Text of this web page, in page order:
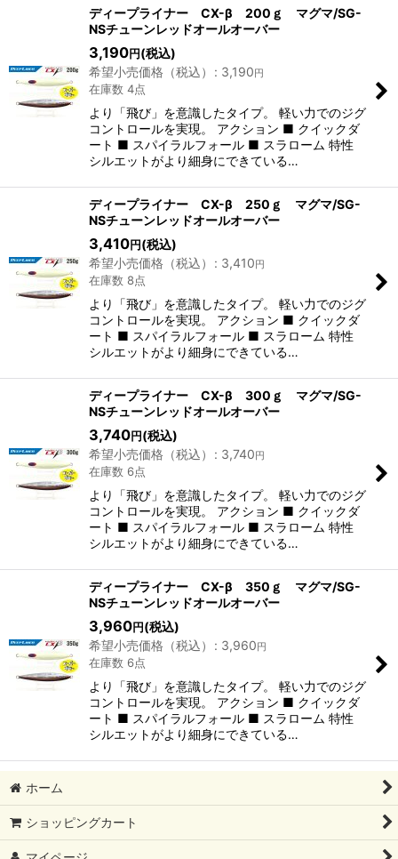
ディープライナー CX-β 200ｇ マグマ/SG-
NSチューンレッドオールオーバー
3,190円(税込)
希望小売価格（税込）
: 3,190円
在庫数 4点
より「飛び」を意識したタイプ。 軽い力でのジグ
コントロールを実現。 アクション ■ クイックダ
ート ■ スパイラルフォール ■ スラローム 特性
シルエットがより細身にできている…
ディープライナー CX-β 250ｇ マグマ/SG-
NSチューンレッドオールオーバー
3,410円(税込)
希望小売価格（税込）
: 3,410円
在庫数 8点
より「飛び」を意識したタイプ。 軽い力でのジグ
コントロールを実現。 アクション ■ クイックダ
ート ■ スパイラルフォール ■ スラローム 特性
シルエットがより細身にできている…
ディープライナー CX-β 300ｇ マグマ/SG-
NSチューンレッドオールオーバー
3,740円(税込)
希望小売価格（税込）
: 3,740円
在庫数 6点
より「飛び」を意識したタイプ。 軽い力でのジグ
コントロールを実現。 アクション ■ クイックダ
ート ■ スパイラルフォール ■ スラローム 特性
シルエットがより細身にできている…
ディープライナー CX-β 350ｇ マグマ/SG-
NSチューンレッドオールオーバー
3,960円(税込)
希望小売価格（税込）
: 3,960円
在庫数 6点
より「飛び」を意識したタイプ。 軽い力でのジグ
コントロールを実現。 アクション ■ クイックダ
ート ■ スパイラルフォール ■ スラローム 特性
シルエットがより細身にできている…
ホーム
ショッピングカート